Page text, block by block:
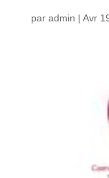
par admin | Avr